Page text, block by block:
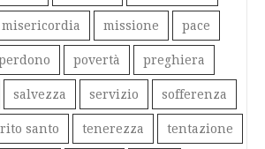
misericordia missione pace
povertà preghiera
salvezza servizio sofferenza
santo tenerezza tentazione